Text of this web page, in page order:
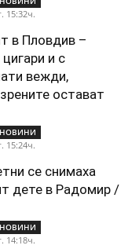
15:32ч.
в Пловдив –
цигари и с
вежди,
остават
15:24ч.
се снимаха
дете в Радомир /
14:18ч.